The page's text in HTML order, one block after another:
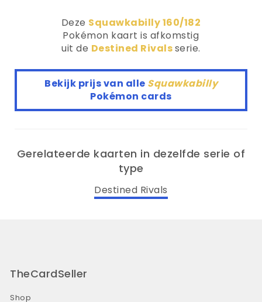
Deze Squawkabilly 160/182
Pokémon kaart is afkomstig
uit de Destined Rivalsserie.
Bekijk prijs van alle Squawkabilly
Pokémon cards
Gerelateerde kaarten in dezelfde serie of
type
Destined Rivals
TheCardSeller
Shop